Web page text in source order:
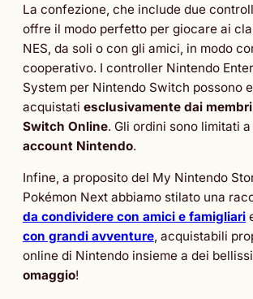
La confezione, che include due
offre il modo perfetto per giocare ai
NES, da soli o con gli amici, in modo
cooperativo. I controller Nintendo
System per Nintendo Switch possono
acquistati esclusivamente dai
Switch Online. Gli ordini sono limitati a
account Nintendo.
Infine, a proposito del My Nintendo
Pokémon Next abbiamo stilato una
da condividere con amici e famigliari
con grandi avventure, acquistabili
online di Nintendo insieme a dei
omaggio!